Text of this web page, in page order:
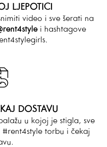
LJEPOTICI
video i sve šerati na
i hashtagove
DOSTAVU
u kojoj je stigla, sve
torbu i čekaj